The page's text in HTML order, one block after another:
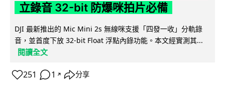
立錄音 32-bit 防爆咪拍片必備
DJI 最新推出的 Mic Mini 2s 無線咪支援「四發一收」分軌錄
音，並首度下放 32-bit Float 浮點內錄功能。本文經實測其...
閱讀全文
251 1 ↗ 分享